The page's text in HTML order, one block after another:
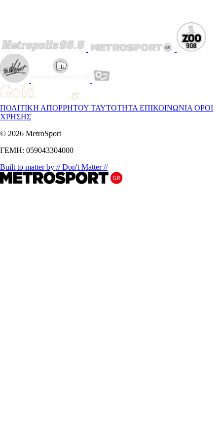
ΠΟΛΙΤΙΚΗ ΑΠΟΡΡΗΤΟΥ ΤΑΥΤΟΤΗΤΑ ΕΠΙΚΟΙΝΩΝΙΑ ΟΡΟΙ
ΧΡΗΣΗΣ
© 2026 MetroSport
ΓΕΜΗ: 059043304000
Built to matter by // Don't Matter //